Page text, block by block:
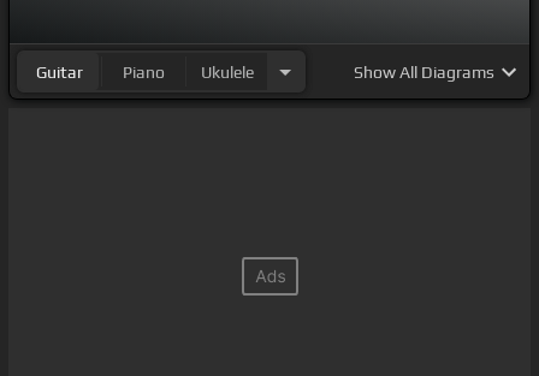
Guitar Piano Ukulele ShowAll Diagrams